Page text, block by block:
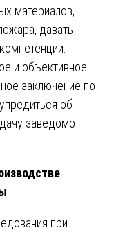
материалов,
давать
и объективное
заключение по
об
заведомо
при